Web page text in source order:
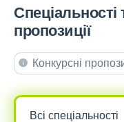
Спеціальності
пропозиції
Конкурсні